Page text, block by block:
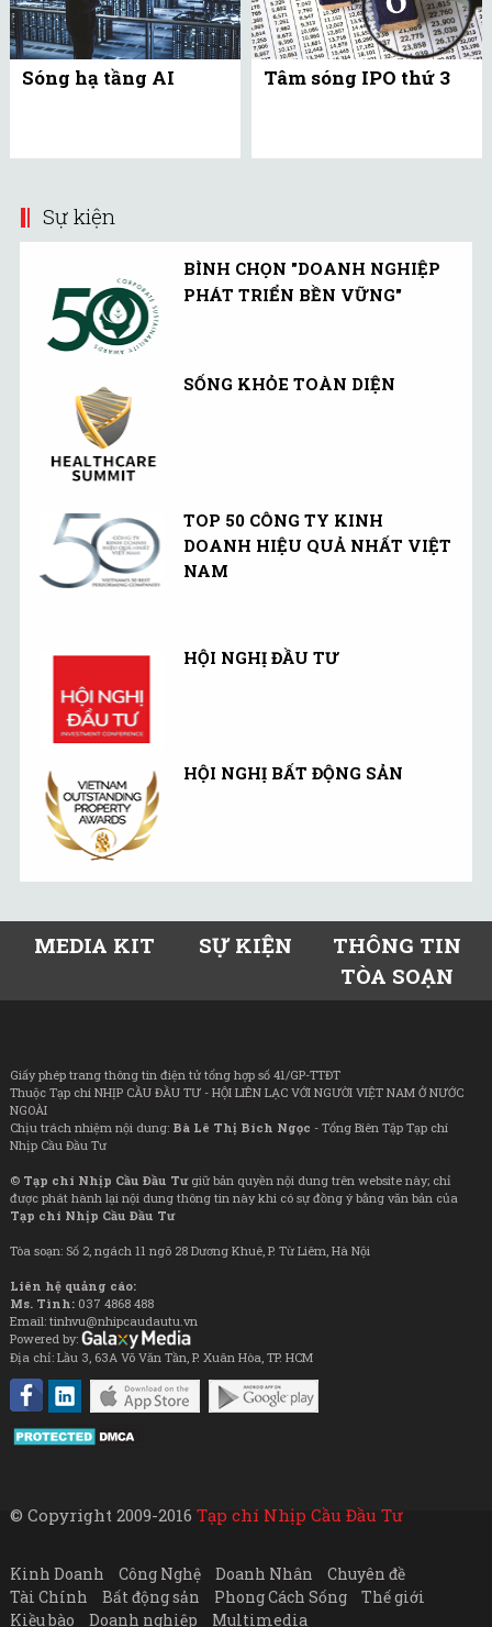
Sóng hạ tầng AI Tâm sóng IPO thứ 3
Sự kiện
BÌNH CHỌN "DOANH NGHIỆP
PHÁT TRIỂN BỀN VỮNG"
SỐNG KHỎE TOÀN DIỆN
TOP 50 CÔNG TY KINH
DOANH HIỆU QUẢ NHẤT VIỆT
NAM
HỘI NGHỊ ĐẦU TƯ
HỘI NGHỊ BẤT ĐỘNG SẢN
MEDIA KIT SỰ KIỆN
THÔNG TIN
TÒA SOẠN
Giấy phép trang thông tin điện tử tổng hợp số 41/GP-TTĐT
Thuộc Tạp chí NHỊP CẦU ĐẦU TƯ - HỘI LIÊN LẠC VỚI NGƯỜI VIỆT NAM Ở NƯỚC
NGOÀI
Chịu trách nhiệm nội dung: Bà Lê Thị Bích Ngọc - Tổng Biên Tập Tạp chí
Nhịp Cầu Đầu Tư
© Tạp chí Nhịp Cầu Đầu Tưgiữ bản quyền nội dung trên website này; chỉ
được phát hành lại nội dung thông tin này khi có sự đồng ý bằng văn bản của
Tạp chí Nhịp Cầu Đầu Tư
Tòa soạn: Số 2, ngách 11 ngõ 28 Dương Khuê, P. Từ Liêm, Hà Nội
Liên hệ quảng cáo:
Ms. Tình: 037 4868 488
Email: tinhvu@nhipcaudautu.vn
Powered by:
Địa chỉ: Lầu 3, 63A Võ Văn Tần, P. Xuân Hòa, TP. HCM
© Copyright 2009-2016 Tạp chí Nhịp Cầu Đầu Tư
Kinh Doanh Công Nghệ Doanh Nhân
Chuyên đề
Tài Chính
Bất động sản Phong Cách Sống
Thế giới
Kiều bào
Doanh nghiệp Multimedia